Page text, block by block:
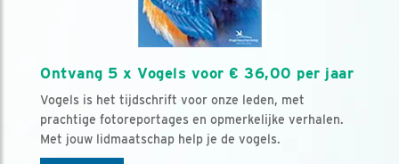
Ontvang 5 x Vogels voor € 36,00 per jaar
Vogels is het tijdschrift voor onze leden, met
prachtige fotoreportages en opmerkelijke verhalen.
Met jouw lidmaatschap help je de vogels.